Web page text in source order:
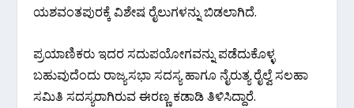
ಯಶವಂತಪುರಕ್ಕೆ ವಿಶೇಷ ರೈಲುಗಳನ್ನು ಬಿಡಲಾಗಿದೆ.
ಪ್ರಯಾಣಿಕರು ಇದರ ಸದುಪಯೋಗವನ್ನು ಪಡೆದುಕೊಳ್ಳ
ಬಹುವುದೆಂದು ರಾಜ್ಯಸಭಾ ಸದಸ್ಯ ಹಾಗೂ ನೈರುತ್ಯ ರೈಲ್ವೆ ಸಲಹಾ
ಸಮಿತಿ ಸದಸ್ಯರಾಗಿರುವ ಈರಣ್ಣ ಕಡಾಡಿ ತಿಳಿಸಿದ್ದಾರೆ.